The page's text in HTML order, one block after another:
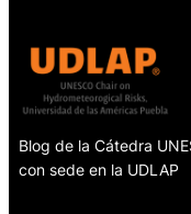
Blog de la Cátedra
con sede en la UDLAP